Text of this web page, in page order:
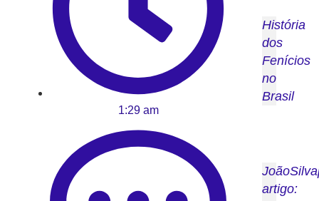
1:29 am
História
dos
Fenícios
no
Brasil
artigo: